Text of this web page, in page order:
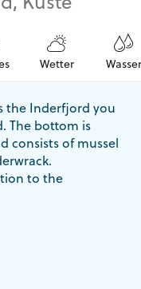
Wetter Wasser
the Inderfjord you
The bottom is
consists of mussel
to the